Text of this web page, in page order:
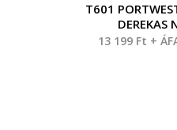
T601
DEREKAS
13 199 Ft +